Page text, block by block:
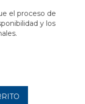
el proceso de
y los